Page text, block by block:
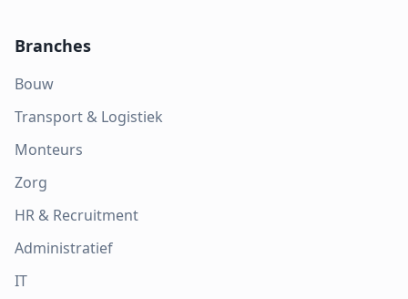
Branches
Bouw
Transport & Logistiek
Monteurs
Zorg
HR & Recruitment
Administratief
IT